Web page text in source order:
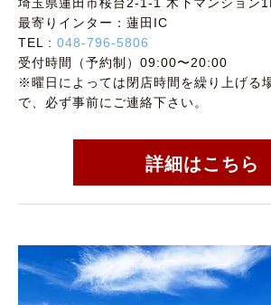
最寄りインター：蓮田IC
TEL : 048-796-5806
受付時間（予約制）09:00〜20:00
※曜日によっては閉店時間を繰り上げる
で、必ず事前にご連絡下さい。
詳細はこちら